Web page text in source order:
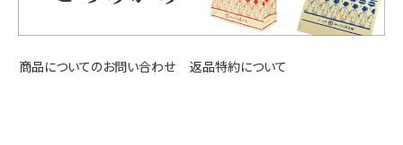
商品についてのお問い合わせ 返品特約について